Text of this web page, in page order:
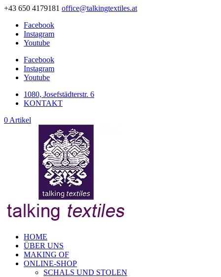
+43 650 4179181 office@talkingtextiles.at
Facebook
Instagram
Youtube
Facebook
Instagram
Youtube
1080, Josefstädterstr. 6
KONTAKT
0 Artikel
HOME
ÜBER UNS
MAKING OF
ONLINE-SHOP
SCHALS UND STOLEN